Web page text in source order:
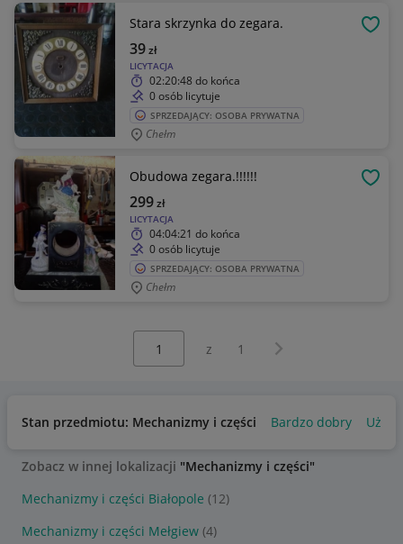
Stara skrzynka do zegara.
LICYTACJA
39zł
02:20:48 do końca
0 osób licytuje
SPRZEDAJĄCY: OSOBA PRYWATNA
Chełm
Obudowa zegara.!!!!!!
LICYTACJA
299zł
04:04:21 do końca
0 osób licytuje
SPRZEDAJĄCY: OSOBA PRYWATNA
Chełm
z 1 Następna strona
Stan przedmiotu: Mechanizmy i części Bardzo dobry
Zobacz w innej lokalizacji "Mechanizmy i części"
Mechanizmy i części Białopole (12)
Mechanizmy i części Mełgiew (4)